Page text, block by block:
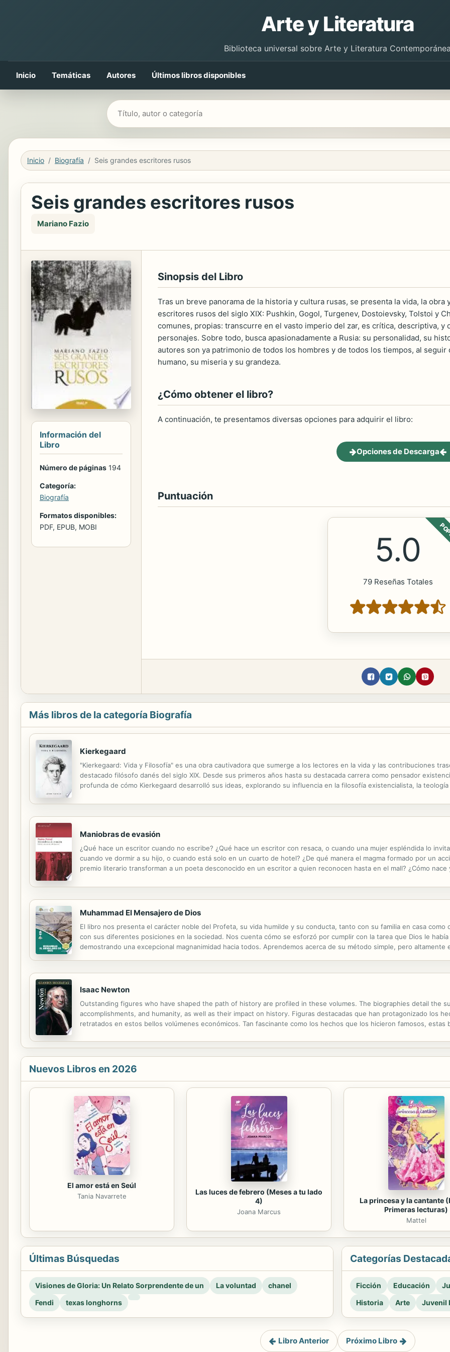
Arte y Literatura
Biblioteca universal sobre Arte y Literatura
Inicio Temáticas Autores Últimos libros disponibles
Buscar libros
Inicio Biografía Seis grandes escritores rusos
Seis grandes escritores rusos
Mariano Fazio
Información del
Libro
Número de páginas 194
Categoría:
Biografía
Formatos disponibles:
PDF, EPUB, MOBI
Sinopsis del Libro
Tras un breve panorama de la historia y cultura rusas, se presenta la vida, la
escritores rusos del siglo XIX: Pushkin, Gogol, Turgenev, Dostoievsky, Tolstoi y
comunes, propias: transcurre en el vasto imperio del zar, es crítica, descriptiva,
personajes. Sobre todo, busca apasionadamente a Rusia: su personalidad, su
autores son ya patrimonio de todos los hombres y de todos los tiempos, al
humano, su miseria y su grandeza.
¿Cómo obtener el libro?
A continuación, te presentamos diversas opciones para adquirir el libro:
Opciones de Descarga
Puntuación
5.0
79 Reseñas Totales
Más libros de la categoría Biografía
Kierkegaard
"Kierkegaard: Vida y Filosofía" es una obra cautivadora que sumerge a los lectores en la vida y las contribuciones
destacado filósofo danés del siglo XIX. Desde sus primeros años hasta su destacada carrera como pensador
profunda de cómo Kierkegaard desarrolló sus ideas, explorando su influencia en la filosofía existencialista, la
Maniobras de evasión
¿Qué hace un escritor cuando no escribe? ¿Qué hace un escritor con resaca, o cuando una mujer espléndida lo
cuando ve dormir a su hijo, o cuando está solo en un cuarto de hotel? ¿De qué manera el magma formado por un
premio literario transforman a un poeta desconocido en un escritor a quien reconocen hasta en el mall? ¿Cómo
Muhammad El Mensajero de Dios
El libro nos presenta el carácter noble del Profeta, su vida humilde y su conducta, tanto con su familia en casa como
con sus diferentes posiciones en la sociedad. Nos cuenta cómo se esforzó por cumplir con la tarea que Dios le
demostrando una excepcional magnanimidad hacia todos. Aprendemos acerca de su método simple, pero
Isaac Newton
Outstanding figures who have shaped the path of history are profiled in these volumes. The biographies detail the
accomplishments, and humanity, as well as their impact on history. Figuras destacadas que han protagonizado los
retratados en estos bellos volúmenes económicos. Tan fascinante como los hechos que los hicieron famosos, estas
Nuevos Libros en 2026
El amor está en Seúl
Tania Navarrete
Las luces de febrero (Meses a tu lado
4)
Joana Marcus
La princesa y la cantante
Primeras lecturas)
Mattel
Últimas Búsquedas
Visiones de Gloria: Un Relato Sorprendente de un La voluntad
chanel
Fendi
texas longhorns
Categorías
Ficción Educación
Historia
Arte Juvenil
Libro Anterior Próximo Libro